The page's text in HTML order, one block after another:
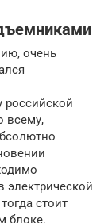
очень
российской
всему,
электрической
стоит
блоке.